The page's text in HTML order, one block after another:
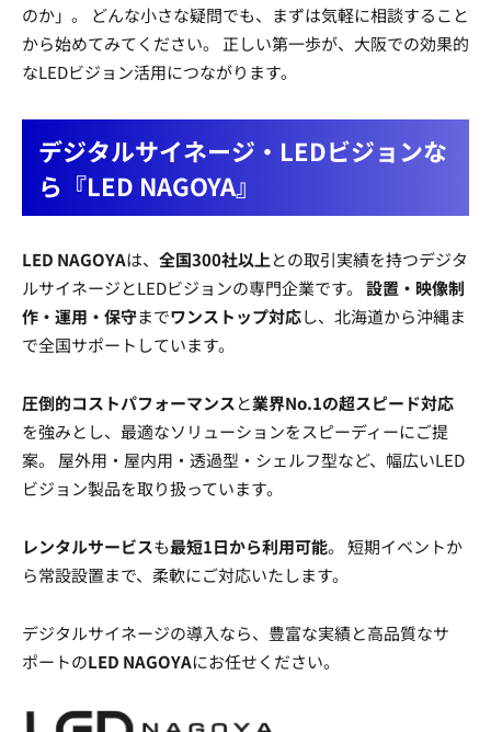
のか」。 どんな小さな疑問でも、まずは気軽に相談すること
から始めてみてください。 正しい第一歩が、大阪での効果的
なLEDビジョン活用につながります。
デジタルサイネージ・LEDビジョンな
ら『LED NAGOYA』
LED NAGOYAは、 全国300社以上との取引実績を持つデジタ
ルサイネージとLEDビジョンの専門企業です。 設置・映像制
作・運用・保守までワンストップ対応し、北海道から沖縄ま
で全国サポートしています。
圧倒的コストパフォーマンスと業界No.1の超スピード対応
を強みとし、最適なソリューションをスピーディーにご提
案。 屋外用・屋内用・透過型・シェルフ型など、幅広いLED
ビジョン製品を取り扱っています。
レンタルサービスも最短1日から利用可能。 短期イベントか
ら常設設置まで、柔軟にご対応いたします。
デジタルサイネージの導入なら、豊富な実績と高品質なサ
ポートのLED NAGOYAにお任せください。